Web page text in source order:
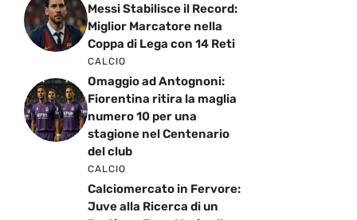
Messi Stabilisce il Record:
Miglior Marcatore nella
Coppa di Lega con 14 Reti
CALCIO
Omaggio ad Antognoni:
Fiorentina ritira la maglia
numero 10 per una
stagione nel Centenario
del club
CALCIO
Calciomercato in Fervore:
Juve alla Ricerca di un